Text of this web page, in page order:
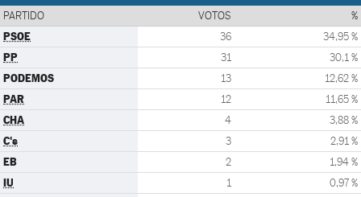
PARTIDO VOTOS %
PSOE 36 34,95 %
PP 31 30,1 %
PODEMOS 13 12,62 %
PAR 12 11,65 %
CHA 4 3,88 %
C's 3 2,91 %
EB 2 1,94 %
IU 1 0,97 %